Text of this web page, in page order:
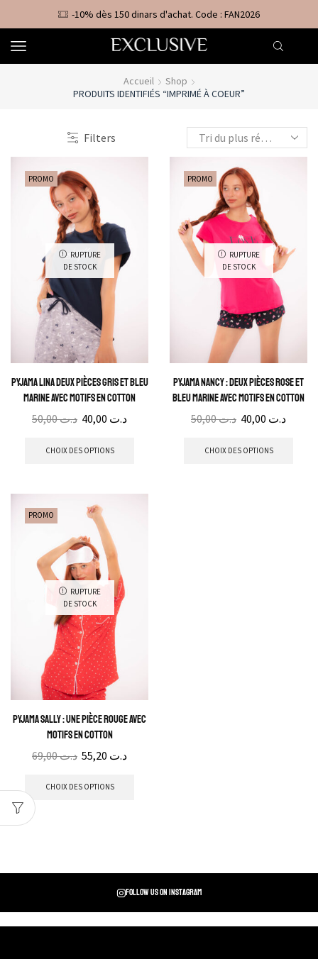
-10% dès 150 dinars d'achat. Code : FAN2026
Accueil
Shop
PRODUITS IDENTIFIÉS “IMPRIMÉ À COEUR”
Filters
PROMO
RUPTURE
DE STOCK
Pyjama Lina Deux pièces gris et bleu
marine avec motifs en cotton
د.ت50,00 د.ت
CHOIX DES OPTIONS
PROMO
RUPTURE
DE STOCK
Pyjama Nancy : Deux pièces rose et
bleu marine avec motifs en cotton
د.ت50,00 د.ت
CHOIX DES OPTIONS
PROMO
RUPTURE
DE STOCK
Pyjama Sally : Une pièce rouge avec
motifs en Cotton
د.ت69,00 د.ت
CHOIX DES OPTIONS
Follow us on instagram